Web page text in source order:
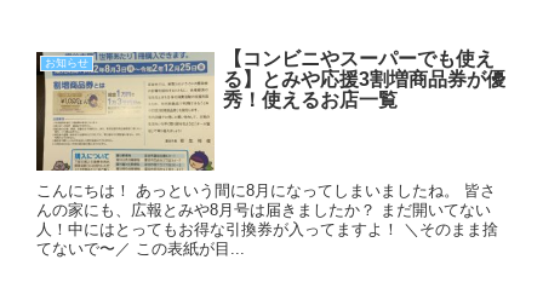
お知らせ
【コンビニやスーパーでも使え
る】とみや応援3割増商品券が優
秀！使えるお店一覧
こんにちは！ あっという間に8月になってしまいましたね。 皆さ
んの家にも、広報とみや8月号は届きましたか？ まだ開いてない
人！中にはとってもお得な引換券が入ってますよ！ ＼そのまま捨
てないで〜／ この表紙が目...